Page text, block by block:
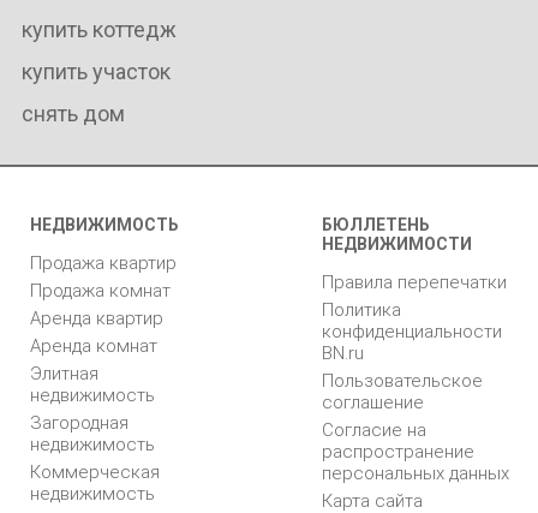
купить коттедж
купить участок
снять дом
НЕДВИЖИМОСТЬ
Продажа квартир
Продажа комнат
Аренда квартир
Аренда комнат
Элитная
недвижимость
Загородная
недвижимость
Коммерческая
недвижимость
БЮЛЛЕТЕНЬ
НЕДВИЖИМОСТИ
Правила перепечатки
Политика
конфиденциальности
BN.ru
Пользовательское
соглашение
Согласие на
распространение
персональных данных
Карта сайта